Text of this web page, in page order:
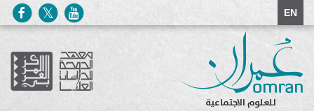
EN
للعلوم الاجتماعية